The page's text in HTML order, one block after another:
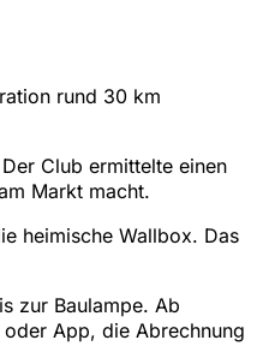
rund 30 km
Club ermittelte einen
Markt macht.
heimische Wallbox. Das
zur Baulampe. Ab
App, die Abrechnung